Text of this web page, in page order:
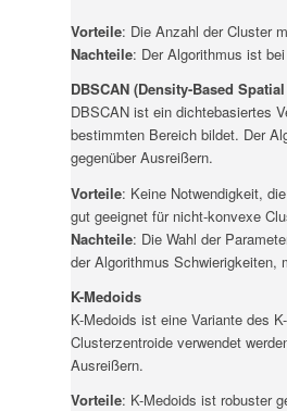
Vorteile: Die Anzahl der Cluster
Nachteile: Der Algorithmus ist
DBSCAN (Density-Based
DBSCAN ist ein dichtebasiertes
bestimmten Bereich bildet. Der
gegenüber Ausreißern.
Vorteile: Keine Notwendigkeit,
gut geeignet für nicht-konvexe
Nachteile: Die Wahl der
der Algorithmus Schwierigkeiten,
K-Medoids
K-Medoids ist eine Variante des
Clusterzentroide verwendet
Ausreißern.
Vorteile: K-Medoids ist robuster